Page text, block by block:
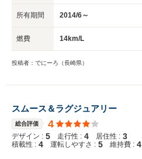
所有期間 2014/6～
燃費 14km/L
投稿者：でにーろ（長崎県）
スムース＆ラグジュアリー
総合評価 4
デザイン : 5 走行性 : 4 居住性 : 3
積載性 : 4 運転しやすさ : 5 維持費 : 4